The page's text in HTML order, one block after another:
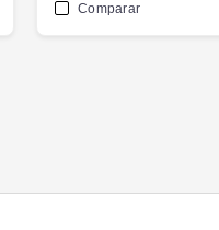
Comparar